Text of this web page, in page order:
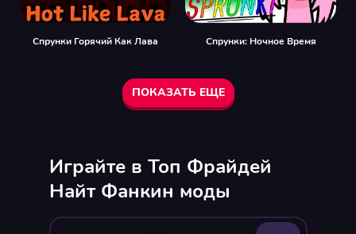
Спрунки Горячий Как Лава Спрунки: Ночное Время
ПОКАЗАТЬ ЕЩЕ
Играйте в Топ Фрайдей
Найт Фанкин моды